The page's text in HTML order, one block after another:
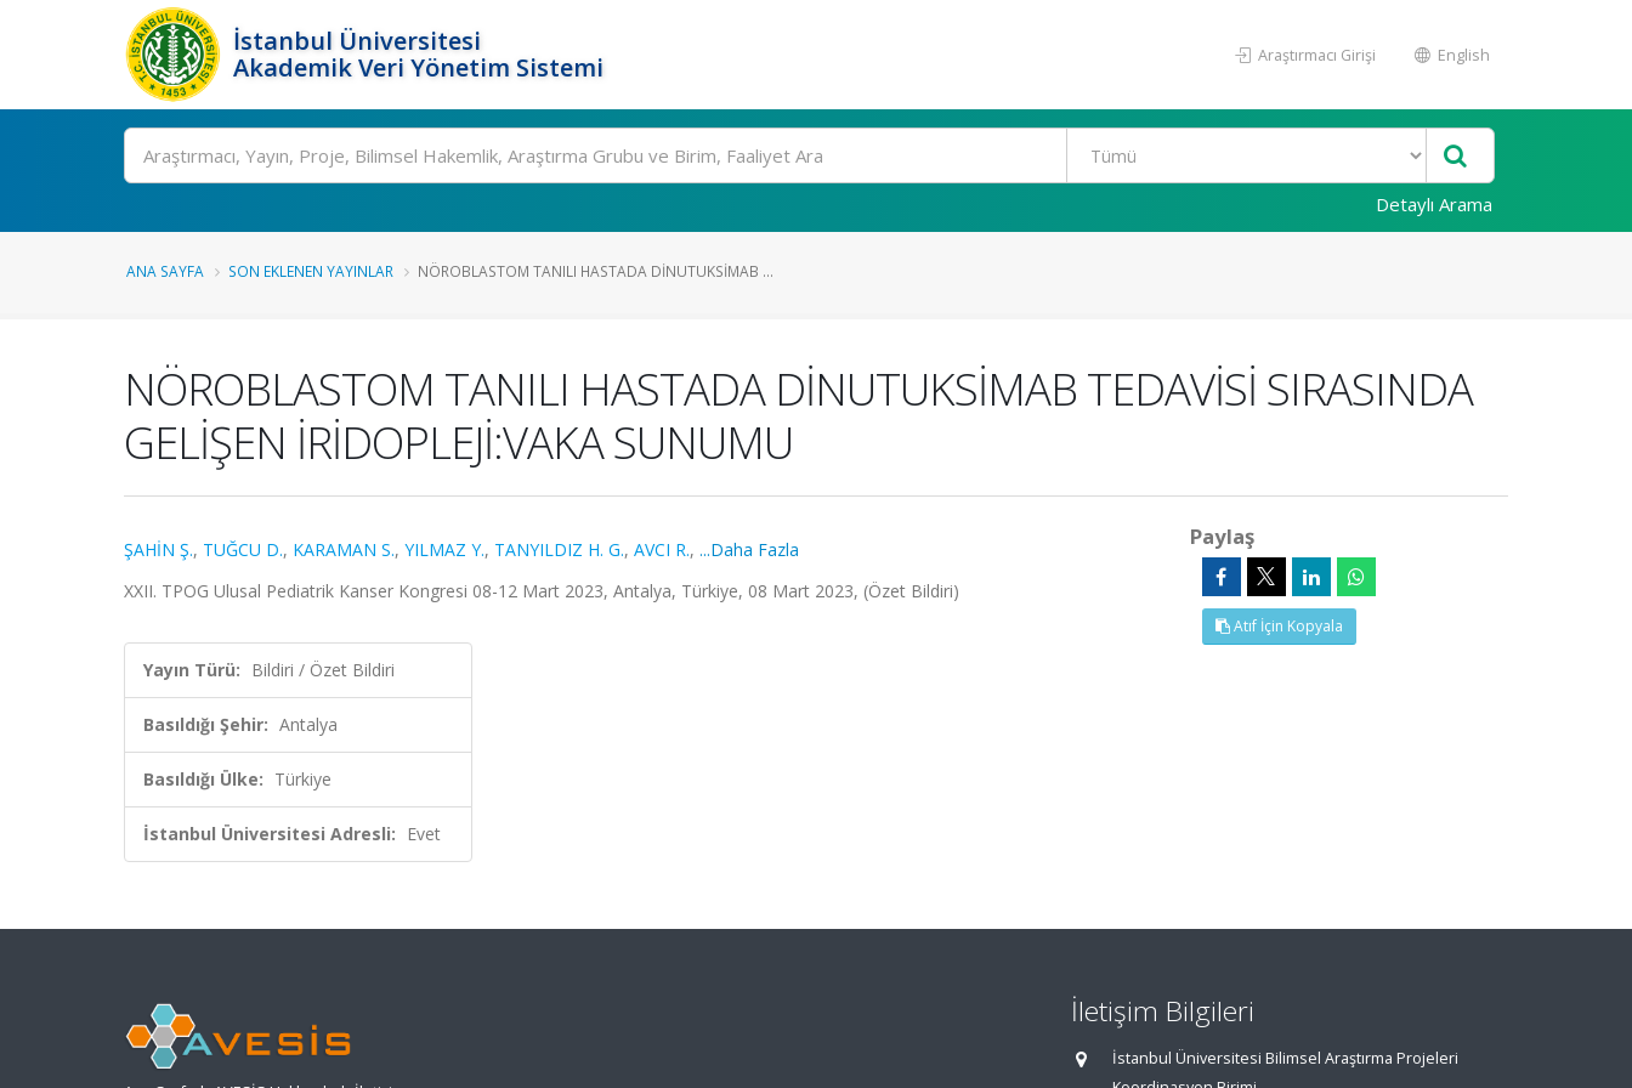
İstanbul Üniversitesi
Akademik Veri Yönetim Sistemi
Araştırmacı Girişi English
Ara
Detaylı Arama
ANA SAYFA SON EKLENEN YAYINLAR NÖROBLASTOM TANILI HASTADA DİNUTUKSİMAB ...
NÖROBLASTOM TANILI HASTADA DİNUTUKSİMAB TEDAVİSİ SIRASINDA
GELİŞEN İRİDOPLEJİ:VAKA SUNUMU
ŞAHİN Ş., TUĞCU D., KARAMAN S., YILMAZ Y., TANYILDIZ H. G., AVCI R., ...Daha Fazla
XXII. TPOG Ulusal Pediatrik Kanser Kongresi 08-12 Mart 2023, Antalya, Türkiye, 08 Mart 2023, (Özet Bildiri)
Yayın Türü: Bildiri / Özet Bildiri
Basıldığı Şehir: Antalya
Basıldığı Ülke: Türkiye
İstanbul Üniversitesi Adresli: Evet
Paylaş
Atıf İçin Kopyala
İletişim Bilgileri
İstanbul Üniversitesi Bilimsel Araştırma Projeleri